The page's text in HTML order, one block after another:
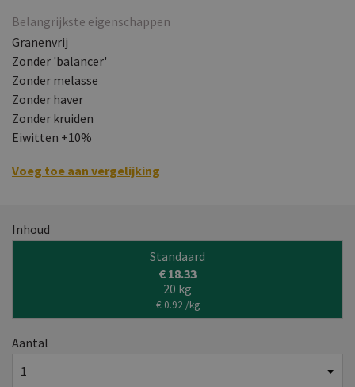
Belangrijkste eigenschappen
Granenvrij
Zonder 'balancer'
Zonder melasse
Zonder haver
Zonder kruiden
Eiwitten +10%
Voeg toe aan vergelijking
Inhoud
Standaard
€ 18.33
20 kg
€ 0.92 /kg
Aantal